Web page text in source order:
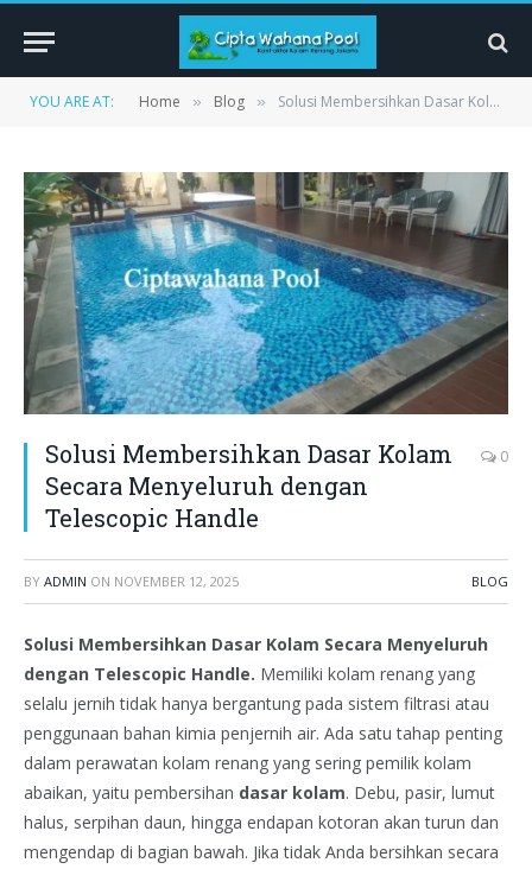
YOU ARE AT: Home » Blog » Solusi Membersihkan Dasar Kolam Secara Menyeluruh dengan Telescopic Handle
Solusi Membersihkan Dasar Kolam
Secara Menyeluruh dengan
Telescopic Handle
0
BY ADMIN ON NOVEMBER 12, 2025 BLOG
Solusi Membersihkan Dasar Kolam Secara Menyeluruh
dengan Telescopic Handle. Memiliki kolam renang yang
selalu jernih tidak hanya bergantung pada sistem filtrasi atau
penggunaan bahan kimia penjernih air. Ada satu tahap penting
dalam perawatan kolam renang yang sering pemilik kolam
abaikan, yaitu pembersihan dasar kolam. Debu, pasir, lumut
halus, serpihan daun, hingga endapan kotoran akan turun dan
mengendap di bagian bawah. Jika tidak Anda bersihkan secara